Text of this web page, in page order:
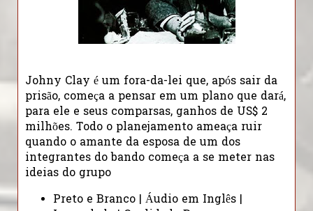
Johny Clay é um fora-da-lei que, após sair da
prisão, começa a pensar em um plano que dará,
para ele e seus comparsas, ganhos de US$ 2
milhões. Todo o planejamento ameaça ruir
quando o amante da esposa de um dos
integrantes do bando começa a se meter nas
ideias do grupo
Preto e Branco | Áudio em Inglês |